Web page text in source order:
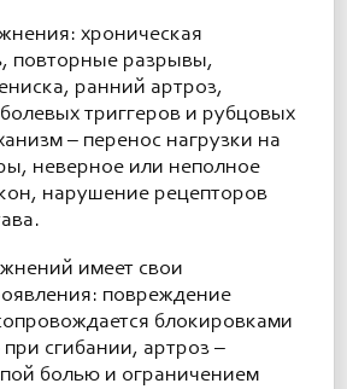
хроническая
повторные разрывы,
ранний артроз,
триггеров и рубцовых
– перенос нагрузки на
неверное или неполное
нарушение рецепторов
имеет свои
повреждение
блокировками
сгибании, артроз –
болью и ограничением